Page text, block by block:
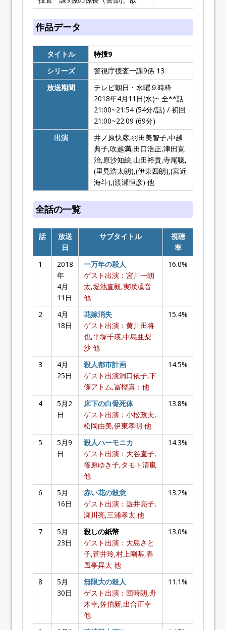
作品データ
タイトル
特捜9
シリーズ
警視庁捜査一課9係 13
放送期間
テレビ朝日・水曜９時枠
2018年4月11日(水)~ 全**話
21:00~21:54 (54分/話) / 初回
21:00~22:09 (69分)
出演
井ノ原快彦,羽田美智子,中越
典子,吹越満,田口浩正,津田寛
治,原沙知絵,山田裕貴,寺尾聰,
(里見浩太朗),(伊東四朗),(宮近
海斗),(渡瀬恒彦) 他
全話の一覧
話
放送
日
サブタイトル
視聴
率
1
2018
年
4月
11日
一万年の殺人
ゲスト出演：宮川一朗
太,堀池直毅,実咲凜音
他
16.0%
2
4月
18日
花嫁消失
ゲスト出演：黄川田将
也,平塚千瑛,中島亜梨
沙 他
15.4%
3
4月
25日
殺人都市計画
ゲスト出演洞口依子,下
條アトム,冨樫真：他
14.5%
4
5月2
日
床下の白骨死体
ゲスト出演：小松政夫,
松岡由美,伊東孝明 他
13.8%
5
5月9
日
殺人ハーモニカ
ゲスト出演：大谷直子,
篠原ゆき子,タモト清嵐
他
14.3%
6
5月
16日
赤い花の殺意
ゲスト出演：遊井亮子,
瀬川亮,三浦孝太 他
13.2%
7
5月
23日
殺しの紙幣
ゲスト出演：大島さと
子,菅井玲,村上剛基,春
風亭昇太 他
13.0%
8
5月
30日
無限大の殺人
ゲスト出演：団時朗,舟
木幸,佐伯新,出合正幸
他
11.1%